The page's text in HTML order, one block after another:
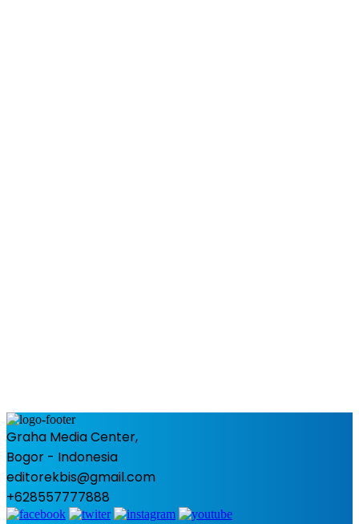
Graha Media Center,
Bogor - Indonesia
editorekbis@gmail.com
+628557777888